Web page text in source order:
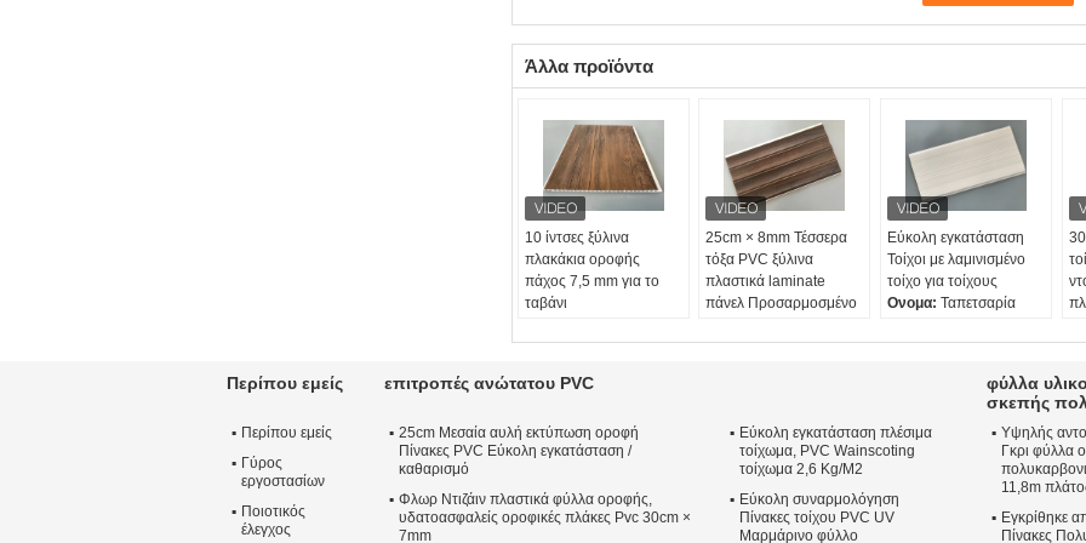
Άλλα προϊόντα
10 ίντσες ξύλινα
πλακάκια οροφής
πάχος 7,5 mm για το
ταβάνι
πλαστικά πάνελ 10
τετραγωνικό μέτρο με
οροφή
Επεξεργασία
Πλαστικοποίηση ξύλου
Μέγεθος:25cm ×
25cm × 8mm Τέσσερα
τόξα PVC ξύλινα
πλαστικά laminate
πάνελ Προσαρμοσμένο
Ονομα:25cm × 8mm
Προσαρμοσμένο μήκος
Επεξεργασία
Επιφανειών:
Πλαστικοποίηση ξύλου
Μέγεθος:25cm × 8mm
Εύκολη εγκατάσταση
Τοίχοι με λαμινισμένο
τοίχο για τοίχους
Ονομα: Ταπετσαρία
Panels 250 × 8mm Για
Πλάτος
250mm; Πάχος 8mm
Τύπος:
λεπτό έλασμα
Χρώμα:
ταπετσαρίας με κάθετη
ρίγα
30
Περίπου εμείς
Περίπου εμείς
Γύρος
εργοστασίων
Ποιοτικός
έλεγχος
επιτροπές ανώτατου PVC
25cm Μεσαία αυλή εκτύπωση οροφή
Πίνακες PVC Εύκολη εγκατάσταση /
καθαρισμό
Φλωρ Ντιζάιν πλαστικά φύλλα οροφής,
υδατοασφαλείς οροφικές πλάκες Pvc 30cm ×
7mm
Εύκολη εγκατάσταση πλέσιμα
τοίχωμα, PVC Wainscoting
τοίχωμα 2,6 Kg/M2
Εύκολη συναρμολόγηση
Πίνακες τοίχου PVC UV
Μαρμάρινο φύλλο
φύλλα
σκεπής
Υψηλής
Γκρι φύλλα
11,8m
Εγκρίθηκε
Πίνακες